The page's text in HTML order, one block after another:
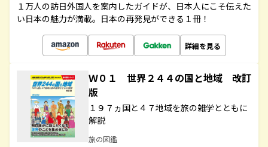
１万人の訪日外国人を案内したガイドが、日本人にこそ伝えた
い日本の魅力が満載。日本の再発見ができる１冊！
詳細を見る
Ｗ０１ 世界２４４の国と地域 改訂
版
１９７ヵ国と４７地域を旅の雑学とともに
解説
旅の図鑑